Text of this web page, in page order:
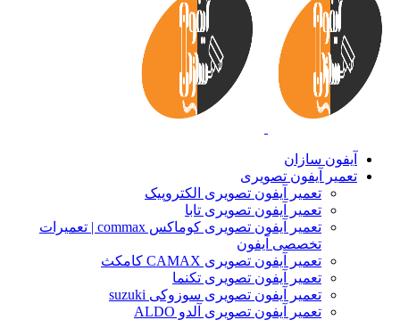
آیفون سازان
تعمیر آیفون تصویری
تعمیر آیفون تصویری الکتروپیک
تعمیر آیفون تصویری تابا
تعمیر آیفون تصویری کوماکس commax | تعمیرات
تخصصی آیفون
تعمیر آیفون تصویری CAMAX کامکث
تعمیر آیفون تصویری تکنما
تعمیر آیفون تصویری سوزوکی suzuki
تعمیر آیفون تصویری آلدو ALDO